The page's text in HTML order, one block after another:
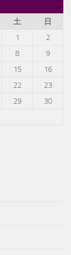
土
日
1
2
8
9
15
16
22
23
29
30